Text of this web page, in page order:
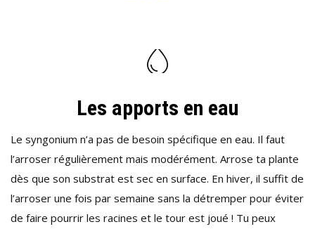
Les apports en eau
Le syngonium n’a pas de besoin spécifique en eau. Il faut
l’arroser régulièrement mais modérément. Arrose ta plante
dès que son substrat est sec en surface. En hiver, il suffit de
l’arroser une fois par semaine sans la détremper pour éviter
de faire pourrir les racines et le tour est joué ! Tu peux